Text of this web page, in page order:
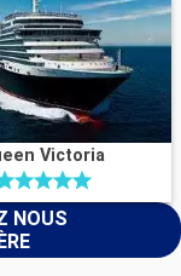
Victoria
NOUS